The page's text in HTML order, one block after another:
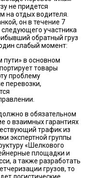
не придется
на отдых водителя.
он в течение 7
участника
обратный груз
слабый момент:
в основном
товары
проблему
перевозки,
в обязательном
о взаимных гарантиях
трафик из
экспертной группы
«Шелкового
площадки и
а также разработать
грузов, то